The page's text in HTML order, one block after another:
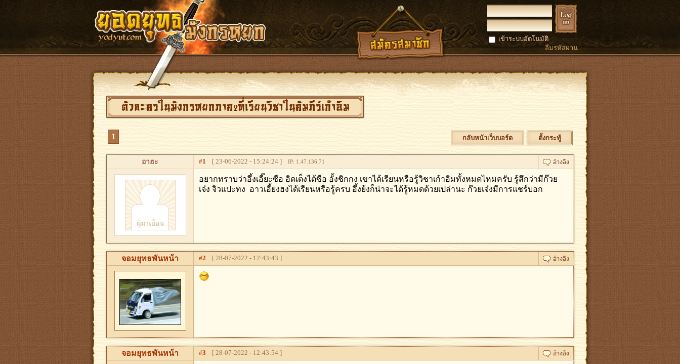
เข้าระบบอัตโนมัติ
ลืมรหัสผ่าน
ตัวละครในมังกรหยกภาค2ที่เรียนวิชาในคัมภีร์​เก้าอิม
1 กลับหน้าเว็บบอร์ด ตั้งกระทู้
อาฮะ #1 [ 23-06-2022 - 15:24:24 ] IP: 1.47.136.71
อยากทราบว่าอึ้งเอี๊ยะซือ อิดเต็งไต้ซือ​ อั้งชิกกง​ เขาได้เรียนหรือรู้วิชาเก้าอิมทั้งหมดไหมครับ​ รู้สึกว่ามีก๊วย
เจ๋ง​ จิวแปะทง​ ​ อาวเอี้ยงฮงได้เรียนหรือรู้ครบ​ อึ้งย้งก็น่าจะได้รู้หมดด้วยเปล่านะ​ ก๊วยเจ๋งมีการแชร์บอก​
จอมยุทธพันหน้า #2 [ 28-07-2022 - 12:43:43 ]
จอมยุทธพันหน้า #3 [ 28-07-2022 - 12:43:54 ]